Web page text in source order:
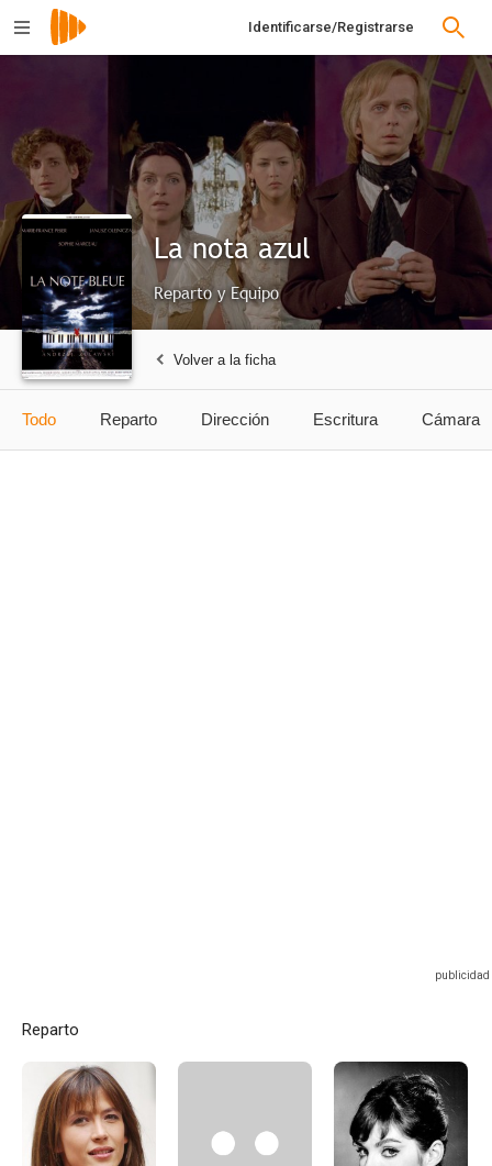
Identificarse/Registrarse
La nota azul
Reparto y Equipo
Volver a la ficha
Todo Reparto Dirección Escritura Cámara
Reparto